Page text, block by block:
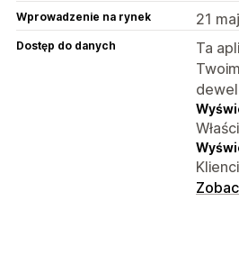
Wprowadzenie na rynek 21
Dostęp do danych
Ta